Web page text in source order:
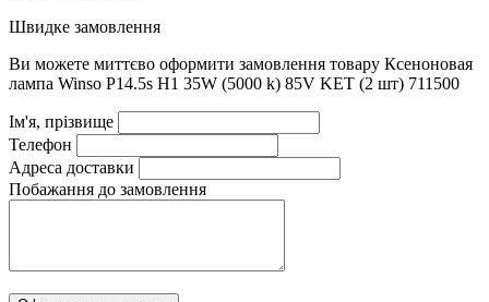
Швидке замовлення
Ви можете миттєво оформити замовлення товару Ксеноновая
лампа Winso P14.5s H1 35W (5000 k) 85V KET (2 шт) 711500
Ім'я, прізвище
Телефон
Адреса доставки
Побажання до замовлення